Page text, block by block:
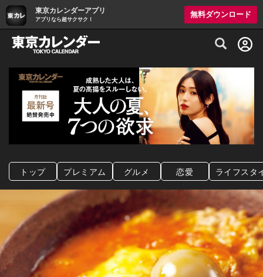
東京カレンダーアプリ
アプリなら超サクサク！
無料ダウンロード
グルメ情報・プレミアムレストラン予約
トップ プレミアム グルメ 恋愛 ライフスタ